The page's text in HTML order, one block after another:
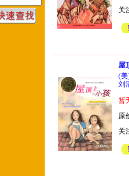
关
屋
(美
刘
暂
原
关